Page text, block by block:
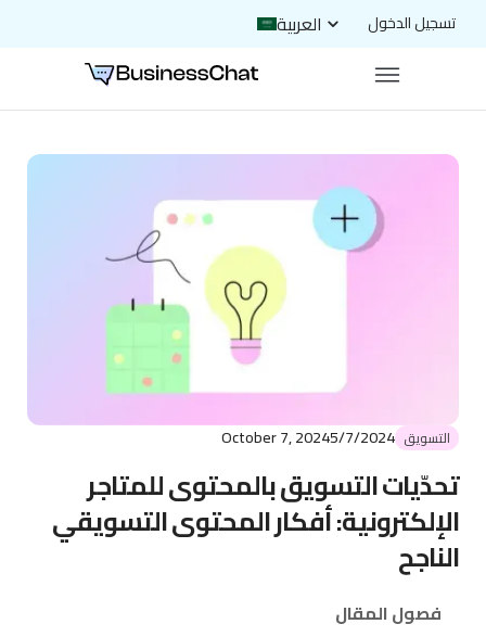
العربية تسجيل الدخول
التسويق 5/7/2024
October 7, 2024
تحدّيات التسويق بالمحتوى للمتاجر
الإلكترونية: أفكار المحتوى التسويقي
الناجح
فصول المقال